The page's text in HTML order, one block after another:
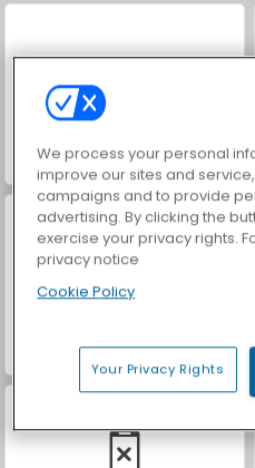
Farm Merge Valley
Let's Fish!
We process your personal
improve our sites and
campaigns and to provide
advertising. By clicking the
exercise your privacy rights.
privacy notice
Cookie Policy
Your Privacy Rights